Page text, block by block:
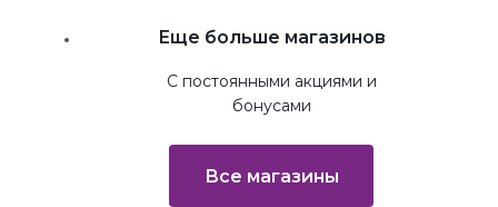
Перейти на сайт
Еще больше магазинов
С постоянными акциями и
бонусами
Все магазины